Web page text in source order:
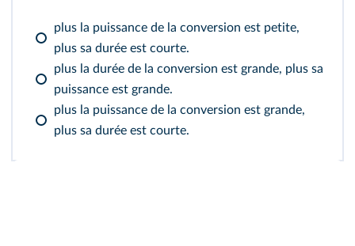
plus la puissance de la conversion est petite,
plus sa durée est courte.
plus la durée de la conversion est grande, plus sa
puissance est grande.
plus la puissance de la conversion est grande,
plus sa durée est courte.